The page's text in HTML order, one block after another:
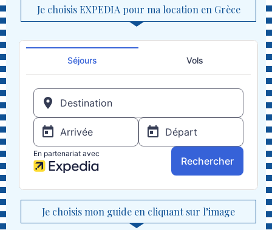
Je choisis EXPEDIA pour ma location en Grèce
Je choisis mon guide en cliquant sur l’image